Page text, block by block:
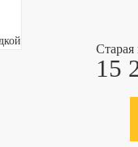
Старая
15